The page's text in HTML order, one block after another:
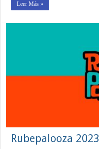
Leer Más »
Rubepalooza 2023